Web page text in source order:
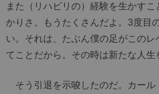
また（リハビリの）経験を生かす
かりさ。もうたくさんだよ。3度目
い。それは、たぶん僕の足がこの
てことだから。その時は新たな人生
そう引退を示唆したのだ。カール